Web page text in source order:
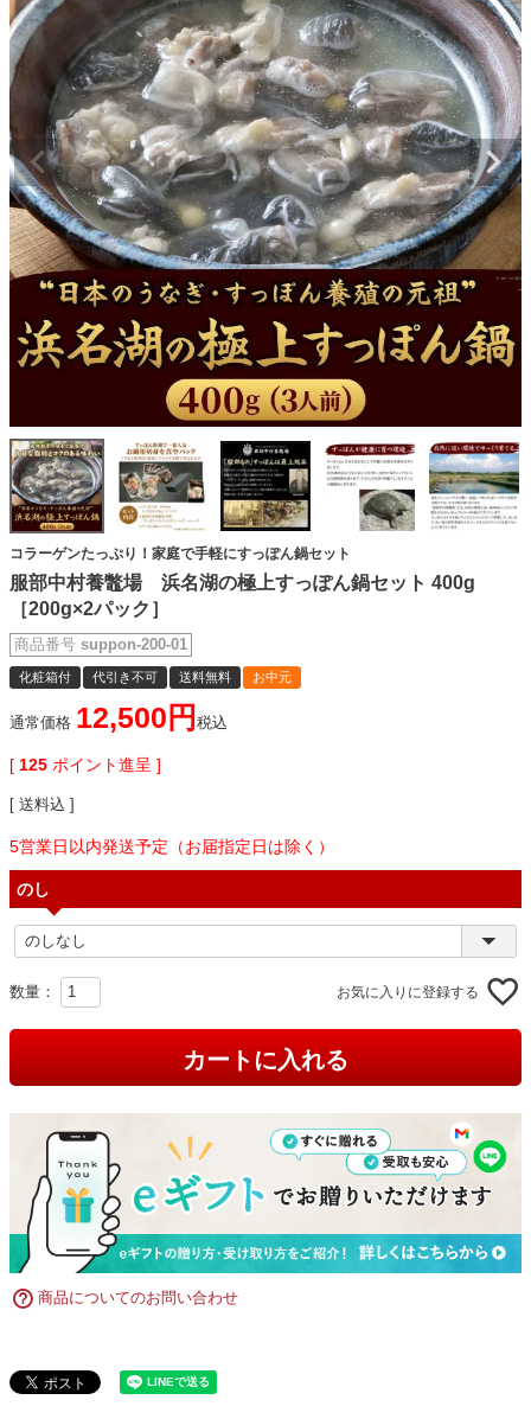
コラーゲンたっぷり！家庭で手軽にすっぽん鍋セット
服部中村養鼈場 浜名湖の極上すっぽん鍋セット 400g
［200g×2パック］
商品番号 suppon-200-01
化粧箱付 代引き不可 送料無料 お中元
通常価格 12,500 税込
[ 125 ポイント進呈 ]
送料込
5営業日以内発送予定（お届指定日は除く）
のし
お気に入りに登録する
カートに入れる
商品についてのお問い合わせ